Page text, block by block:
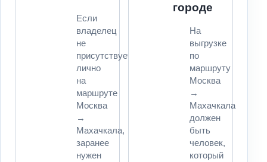
Если
владелец
не
присутствует
лично
на
маршруте
Москва
→
Махачкала,
заранее
нужен
городе
На
выгрузке
по
маршруту
Москва
→
Махачкала
должен
быть
человек,
который